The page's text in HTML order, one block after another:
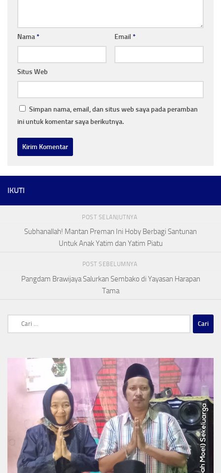
Nama* Email *
Situs Web
Simpan nama, email, dan situs web saya pada peramban
ini untuk komentar saya berikutnya.
IKUTI
POST SELANJUTNYA
Subhanallah! Mantan Preman Ini Hoby Berbagi Santunan
Untuk Anak Yatim dan Yatim Piatu
POST SEBELUMNYA
Pangdam Brawijaya Salurkan Sembako di Yayasan Harapan
Tama
untuk: